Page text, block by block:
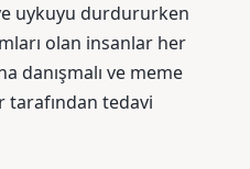
uykuyu durdururken
olan insanlar her
danışmalı ve meme
tarafından tedavi